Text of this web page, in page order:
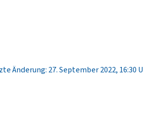
Änderung: 27. September 2022, 16:30